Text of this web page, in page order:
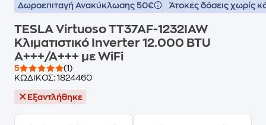
Δωροεπιταγή Ανακύκλωσης 50€ Άτοκες δόσεις χωρίς
TESLA Virtuoso TT37AF-1232IAW
Κλιματιστικό Inverter 12.000 BTU
A+++/A+++ με WiFi
5
(1)
ΚΩΔΙΚΟΣ: 1824460
Εξαντλήθηκε